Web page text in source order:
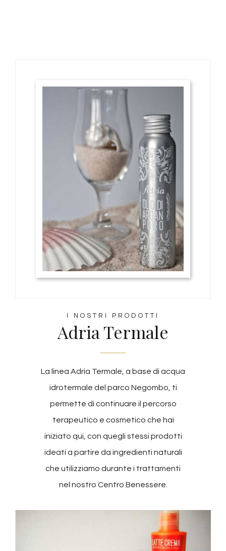
I NOSTRI PRODOTTI
Adria Termale
La linea Adria Termale, a base di acqua
idrotermale del parco Negombo, ti
permette di continuare il percorso
terapeutico e cosmetico che hai
iniziato qui, con quegli stessi prodotti
ideati a partire da ingredienti naturali
che utilizziamo durante i trattamenti
nel nostro Centro Benessere.